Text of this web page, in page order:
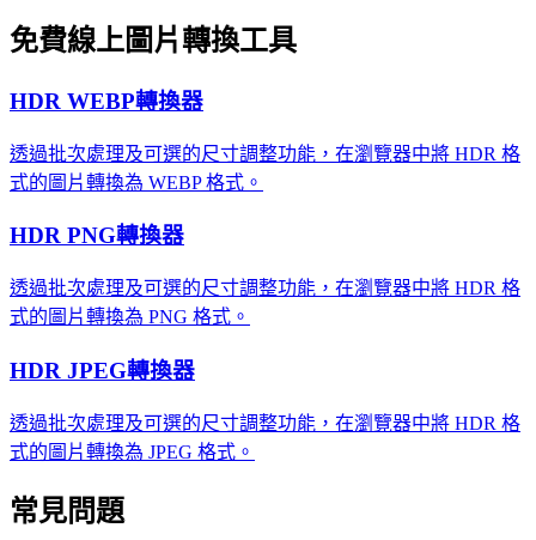
免費線上圖片轉換工具
HDR WEBP轉換器
透過批次處理及可選的尺寸調整功能，在瀏覽器中將 HDR 格
式的圖片轉換為 WEBP 格式。
HDR PNG轉換器
透過批次處理及可選的尺寸調整功能，在瀏覽器中將 HDR 格
式的圖片轉換為 PNG 格式。
HDR JPEG轉換器
透過批次處理及可選的尺寸調整功能，在瀏覽器中將 HDR 格
式的圖片轉換為 JPEG 格式。
常見問題